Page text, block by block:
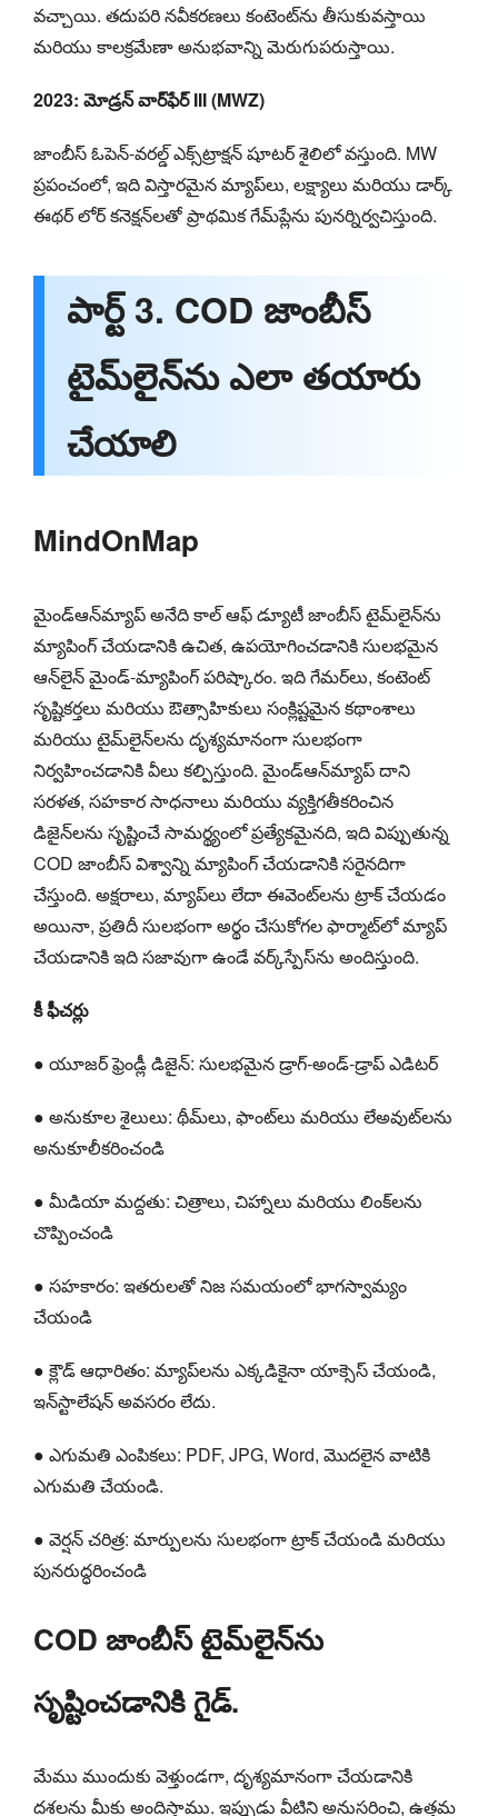
వచ్చాయి. తదుపరి నవీకరణలు కంటెంట్‌ను తీసుకువస్తాయి
మరియు కాలక్రమేణా అనుభవాన్ని మెరుగుపరుస్తాయి.
2023: మోడ్రన్ వార్‌ఫేర్ III (MWZ)
జాంబీస్ ఓపెన్-వరల్డ్ ఎక్స్‌ట్రాక్షన్ షూటర్ శైలిలో వస్తుంది. MW
ప్రపంచంలో, ఇది విస్తారమైన మ్యాప్‌లు, లక్ష్యాలు మరియు డార్క్
ఈథర్ లోర్ కనెక్షన్‌లతో ప్రాథమిక గేమ్‌ప్లేను పునర్నిర్వచిస్తుంది.
పార్ట్ 3. COD జాంబీస్
టైమ్‌లైన్‌ను ఎలా తయారు
చేయాలి
MindOnMap
మైండ్‌ఆన్‌మ్యాప్ అనేది కాల్ ఆఫ్ డ్యూటీ జాంబీస్ టైమ్‌లైన్‌ను
మ్యాపింగ్ చేయడానికి ఉచిత, ఉపయోగించడానికి సులభమైన
ఆన్‌లైన్ మైండ్-మ్యాపింగ్ పరిష్కారం. ఇది గేమర్‌లు, కంటెంట్
సృష్టికర్తలు మరియు ఔత్సాహికులు సంక్లిష్టమైన కథాంశాలు
మరియు టైమ్‌లైన్‌లను దృశ్యమానంగా సులభంగా
నిర్వహించడానికి వీలు కల్పిస్తుంది. మైండ్‌ఆన్‌మ్యాప్ దాని
సరళత, సహకార సాధనాలు మరియు వ్యక్తిగతీకరించిన
డిజైన్‌లను సృష్టించే సామర్థ్యంలో ప్రత్యేకమైనది, ఇది విప్పుతున్న
COD జాంబీస్ విశ్వాన్ని మ్యాపింగ్ చేయడానికి సరైనదిగా
చేస్తుంది. అక్షరాలు, మ్యాప్‌లు లేదా ఈవెంట్‌లను ట్రాక్ చేయడం
అయినా, ప్రతిదీ సులభంగా అర్థం చేసుకోగల ఫార్మాట్‌లో మ్యాప్
చేయడానికి ఇది సజావుగా ఉండే వర్క్‌స్పేస్‌ను అందిస్తుంది.
కీ ఫీచర్లు
● యూజర్ ఫ్రెండ్లీ డిజైన్: సులభమైన డ్రాగ్-అండ్-డ్రాప్ ఎడిటర్
● అనుకూల శైలులు: థీమ్‌లు, ఫాంట్‌లు మరియు లేఅవుట్‌లను
అనుకూలీకరించండి
● మీడియా మద్దతు: చిత్రాలు, చిహ్నాలు మరియు లింక్‌లను
చొప్పించండి
● సహకారం: ఇతరులతో నిజ సమయంలో భాగస్వామ్యం
చేయండి
● క్లౌడ్ ఆధారితం: మ్యాప్‌లను ఎక్కడికైనా యాక్సెస్ చేయండి,
ఇన్‌స్టాలేషన్ అవసరం లేదు.
● ఎగుమతి ఎంపికలు: PDF, JPG, Word, మొదలైన వాటికి
ఎగుమతి చేయండి.
● వెర్షన్ చరిత్ర: మార్పులను సులభంగా ట్రాక్ చేయండి మరియు
పునరుద్ధరించండి
COD జాంబీస్ టైమ్‌లైన్‌ను
సృష్టించడానికి గైడ్.
మేము ముందుకు వెళ్తుండగా, దృశ్యమానంగా చేయడానికి
దశలను మీకు అందిస్తాము. ఇప్పుడు వీటిని అనుసరించి, ఉత్తమ